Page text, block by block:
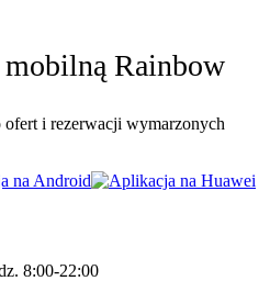
Rainbow
ofert i rezerwacji wymarzonych
8:00-22:00